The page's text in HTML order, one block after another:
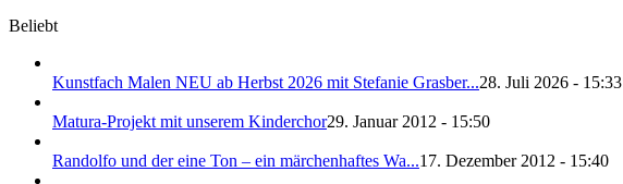
Beliebt
Kunstfach Malen NEU ab Herbst 2026 mit Stefanie Grasber...28. Juli 2026 - 15:33
Matura-Projekt mit unserem Kinderchor29. Januar 2012 - 15:50
Randolfo und der eine Ton – ein märchenhaftes Wa...17. Dezember 2012 - 15:40